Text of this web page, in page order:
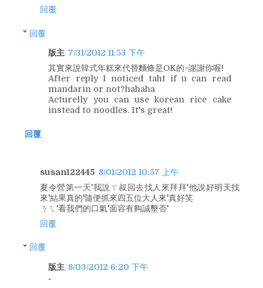
回覆
回覆
版主 7/31/2012 11:53 下午
其實來說韓式年糕來代替麵條是OK的~謝謝你喔!
After reply I noticed taht if u can read
mandarin or not?hahaha
Acturelly you can use korean rice cake
instead to noodles. It's great!
回覆
susan122445 8/01/2012 10:57 上午
夏令營第一天'我說ㄚ叔回去找人來拜拜'他說好明天找
來'結果真的'隨便抓來四五位大人來'真好笑
ㄋㄟ'看我們的口氣'面容有夠誠墾否'
回覆
回覆
版主 8/03/2012 6:20 下午